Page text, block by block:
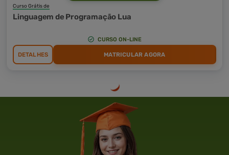
Curso Grátis de
Linguagem de Programação Lua
CURSO ON-LINE
DETALHES MATRICULAR AGORA